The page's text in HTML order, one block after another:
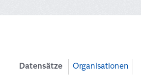
Datensätze Organisationen